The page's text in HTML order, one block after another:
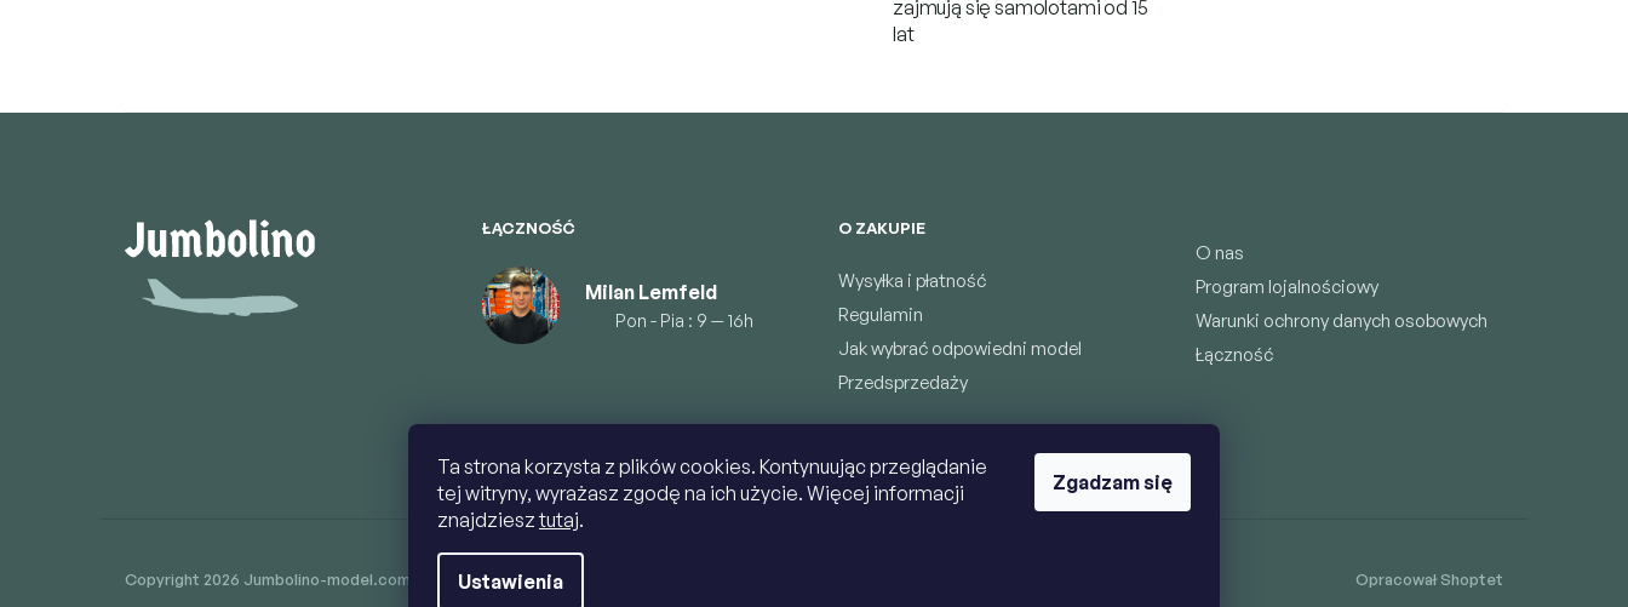
Ta strona korzysta z plików cookies. Kontynuując przeglądanie
tej witryny, wyrażasz zgodę na ich użycie. Więcej informacji
znajdziesztutaj.
Ustawienia
Zgadzam się
zajmują się samolotami od 15
lat
ŁĄCZNOŚĆ
Milan Lemfeld
Pon - Pia : 9 — 16h
O ZAKUPIE
Wysyłka i płatność
Regulamin
Jak wybrać odpowiedni model
Przedsprzedaży
O nas
Program lojalnościowy
Warunki ochrony danych osobowych
Łączność
Opracował Shoptet
Copyright 2026 Jumbolino-model.com . Wszystkie prawa zastrzeżone.